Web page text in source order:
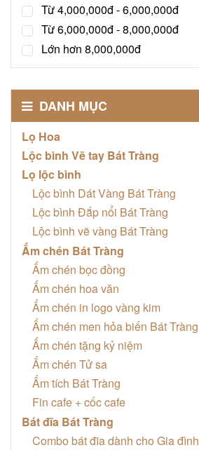
Từ 4,000,000đ - 6,000,000đ
Từ 6,000,000đ - 8,000,000đ
Lớn hơn 8,000,000đ
DANH MỤC
Lọ Hoa
Lộc bình Vẽ tay Bát Tràng
Lọ lộc bình
Lộc bình Dát Vàng Bát Tràng
Lộc bình Đắp nổi Bát Tràng
Lộc bình vẽ vàng Bát Tràng
Ấm chén Bát Tràng
Ấm chén bọc đồng
Ấm chén hoa văn
Ấm chén in logo vàng kim
Ấm chén men hỏa biến Bát Tràng
Ấm chén tặng kỷ niệm
Ấm chén Tử sa
Ấm tích Bát Tràng
Fin cafe + cốc cafe
Bát đĩa Bát Tràng
Combo bát đĩa dành cho Gia đình